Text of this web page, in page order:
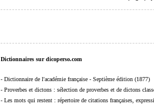
Dictionnaires sur dicoperso.com
- Dictionnaire de l'académie française - Septième édition (1877)
- Proverbes et dictons : sélection de proverbes et de dictons
- Les mots qui restent : répertoire de citations françaises,